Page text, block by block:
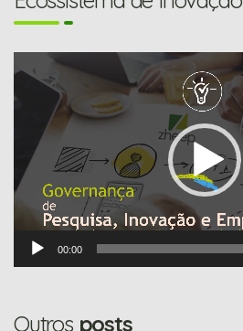
Tocador
vídeo
00:00
Outros posts